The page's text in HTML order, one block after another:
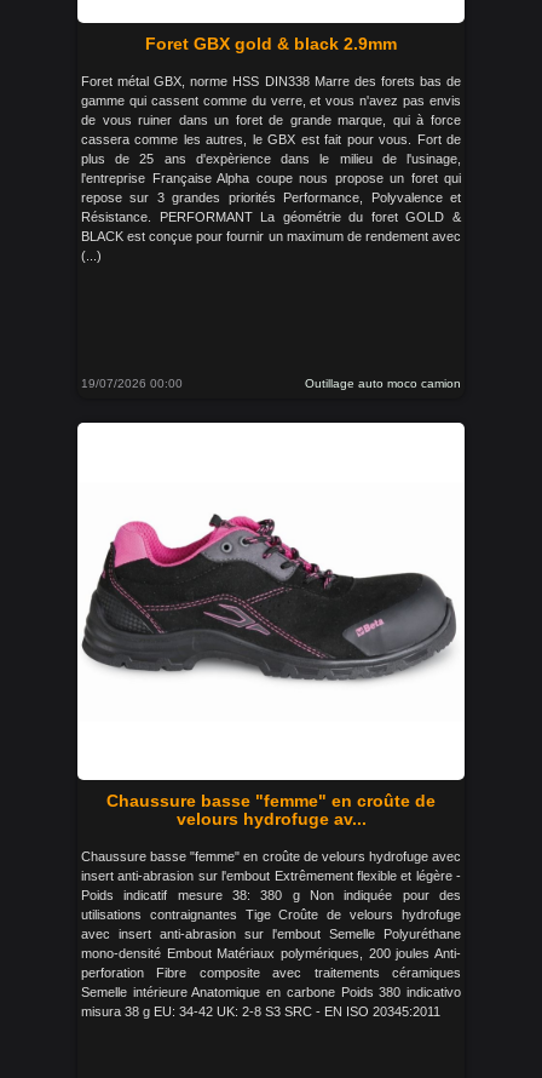
Foret GBX gold & black 2.9mm
Foret métal GBX, norme HSS DIN338 Marre des forets bas de
gamme qui cassent comme du verre, et vous n'avez pas envis
de vous ruiner dans un foret de grande marque, qui à force
cassera comme les autres, le GBX est fait pour vous. Fort de
plus de 25 ans d'expèrience dans le milieu de l'usinage,
l'entreprise Française Alpha coupe nous propose un foret qui
repose sur 3 grandes priorités Performance, Polyvalence et
Résistance. PERFORMANT La géométrie du foret GOLD &
BLACK est conçue pour fournir un maximum de rendement avec
(...)
19/07/2026 00:00 Outillage auto moco camion
Chaussure basse "femme" en croûte de
velours hydrofuge av...
Chaussure basse "femme" en croûte de velours hydrofuge avec
insert anti-abrasion sur l'embout Extrêmement flexible et légère -
Poids indicatif mesure 38: 380 g Non indiquée pour des
utilisations contraignantes Tige Croûte de velours hydrofuge
avec insert anti-abrasion sur l'embout Semelle Polyuréthane
mono-densité Embout Matériaux polymériques, 200 joules Anti-
perforation Fibre composite avec traitements céramiques
Semelle intérieure Anatomique en carbone Poids 380 indicativo
misura 38 g EU: 34-42 UK: 2-8 S3 SRC - EN ISO 20345:2011